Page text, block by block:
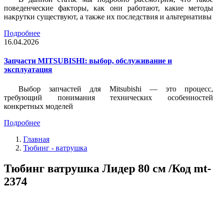
поведенческие факторы, как они работают, какие методы
накрутки существуют, а также их последствия и альтернативы
Подробнее
16.04.2026
Запчасти MITSUBISHI: выбор, обслуживание и
эксплуатация
Выбор запчастей для Mitsubishi — это процесс,
требующий понимания технических особенностей
конкретных моделей
Подробнее
Главная
Тюбинг - ватрушка
Тюбинг ватрушка Лидер 80 см /Код mt-
2374